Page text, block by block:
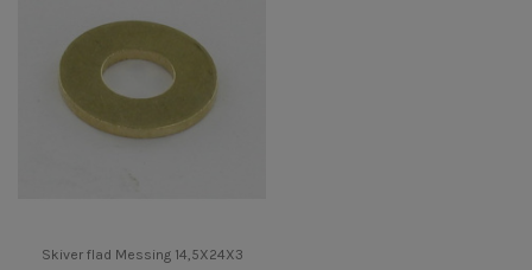
Skiver flad Messing 14,5X24X3